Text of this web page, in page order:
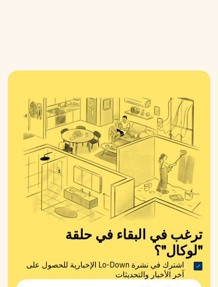
شارك هذا المنشور
BOX HILL في الصحافة الاستدامة والتأثير
ترغب في البقاء في حلقة
"لوكال"؟
اشترك في نشرة Lo-Down الإخبارية للحصول على
آخر الأخبار والتحديثات